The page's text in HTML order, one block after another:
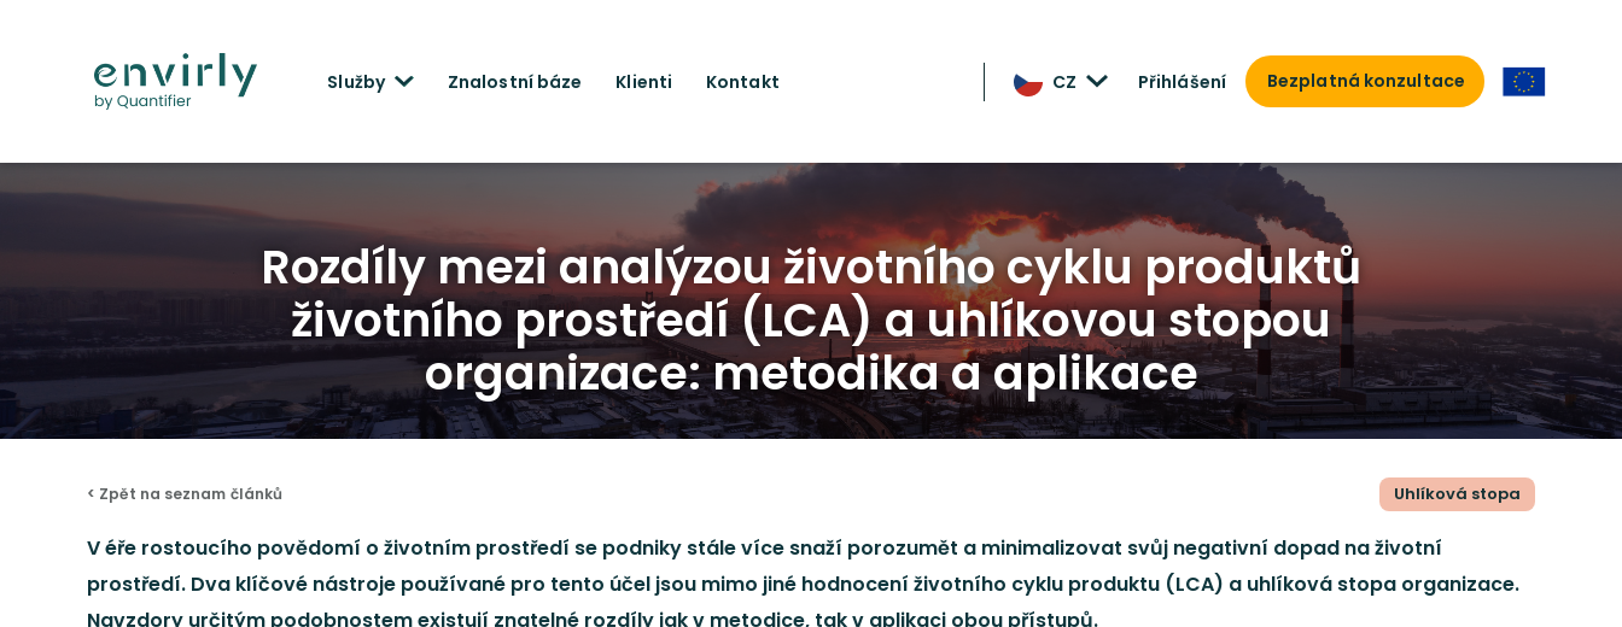
Rozdíly mezi analýzou životního cyklu produktů
životního prostředí (LCA) a uhlíkovou stopou
organizace: metodika a aplikace
< Zpět na seznam článků Uhlíková stopa
V éře rostoucího povědomí o životním prostředí se podniky stále více snaží porozumět a minimalizovat svůj negativní dopad na životní
prostředí. Dva klíčové nástroje používané pro tento účel jsou mimo jiné hodnocení životního cyklu produktu (LCA) a uhlíková stopa organizace.
Navzdory určitým podobnostem existují znatelné rozdíly jak v metodice, tak v aplikaci obou přístupů.
Služby Znalostní báze Klienti Kontakt CZ Přihlášení Bezplatná konzultace